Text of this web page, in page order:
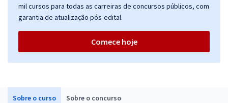
Sobre o curso Sobre o concurso
mil cursos para todas as carreiras de concursos públicos, com
garantia de atualização pós-edital.
Comece hoje